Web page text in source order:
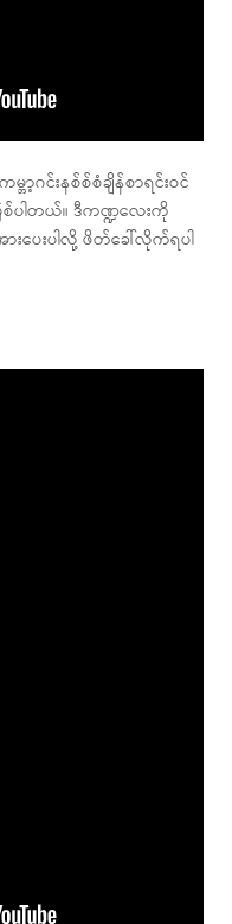
ာ့ဂင်းနစ်စ်စံချိန်စာရင်းဝင်
ပါတယ်။ ဒီကဏ္ဍလေးကို
ပေးပါလို့ ဖိတ်ခေါ်လိုက်ရပါ